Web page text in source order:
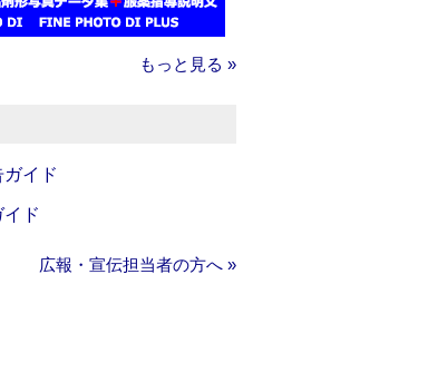
もっと見る »
イド
ド
広報・宣伝担当者の方へ »